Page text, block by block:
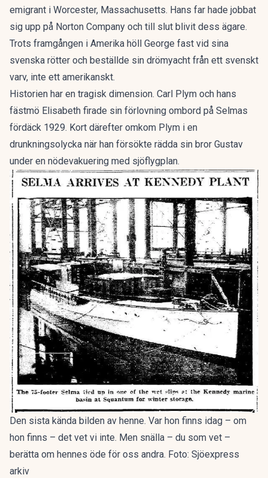
emigrant i Worcester, Massachusetts. Hans far hade jobbat
sig upp på Norton Company och till slut blivit dess ägare.
Trots framgången i Amerika höll George fast vid sina
svenska rötter och beställde sin drömyacht från ett svenskt
varv, inte ett amerikanskt.
Historien har en tragisk dimension. Carl Plym och hans
fästmö Elisabeth firade sin förlovning ombord på Selmas
fördäck 1929. Kort därefter omkom Plym i en
drunkningsolycka när han försökte rädda sin bror Gustav
under en nödevakuering med sjöflygplan.
Den sista kända bilden av henne. Var hon finns idag – om
hon finns – det vet vi inte. Men snälla – du som vet –
berätta om hennes öde för oss andra. Foto: Sjöexpress
arkiv